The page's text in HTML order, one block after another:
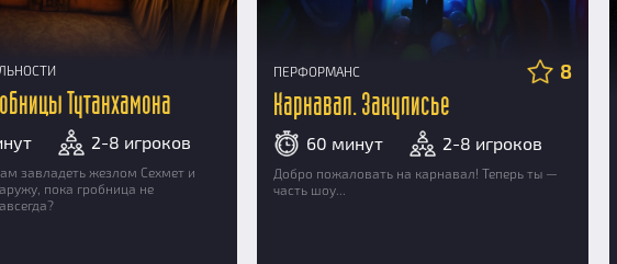
Тутанхамона
2-8 игроков
завладеть жезлом Сехмет и
пока гробница не
ПЕРФОРМАНС 8
Карнавал. Закулисье
60 минут 2-8 игроков
Добро пожаловать на карнавал! Теперь ты —
часть шоу...